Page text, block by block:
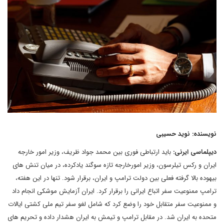
نویسنده: نوید حسیبی
دیپلماسی ایرنی: باید ارتباطی فوری بین محمد جواد ظریف، وزیر امور خارجه
ایران و رکس تیلرسون، وزیر امورخارجه تازه سوگند یادکرده، در میان تنش های
بیهوده بالا گرفته فعلی بین دولت ترامپ و ایران، برقرار شود. تنها در این هفته،
ترامپ ممنوعیت سفر اتباع ایرانی را برقرار کرد. ایران آزمایش موشکی انجام داد
و ممنوعیت سفر متقابل خود را وضع کرد که شامل لغو سفر تیم ملی کشتی ایالات
متحده به ایران شد. در مقابل ترامپ و تیمش به ایران هشدار داده و تحریم های